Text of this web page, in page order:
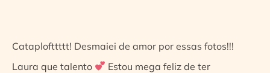
Cataplofttttt! Desmaiei de amor por essas fotos!!!
Laura que talento
Estou mega feliz de ter